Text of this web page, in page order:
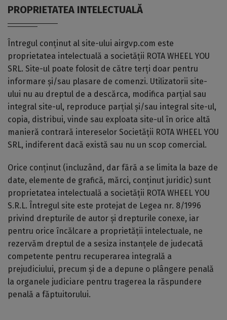
PROPRIETATEA INTELECTUALĂ
Întregul conținut al site-ului airgvp.com este
proprietatea intelectuală a societății ROTA WHEEL YOU
SRL. Site-ul poate folosit de către terți doar pentru
informare și/sau plasare de comenzi. Utilizatorii site-
ului nu au dreptul de a descărca, modifica parțial sau
integral site-ul, reproduce parțial și/sau integral site-ul,
copia, distribui, vinde sau exploata site-ul în orice altă
manieră contrară intereselor Societății ROTA WHEEL YOU
SRL, indiferent dacă există sau nu un scop comercial.
Orice conținut (incluzând, dar fără a se limita la baze de
date, elemente de grafică, mărci, conținut juridic) sunt
proprietatea intelectuală a societății ROTA WHEEL YOU
S.R.L. Întregul site este protejat de Legea nr. 8/1996
privind drepturile de autor și drepturile conexe, iar
pentru orice încălcare a proprietății intelectuale, ne
rezervăm dreptul de a sesiza instanțele de judecată
competente pentru recuperarea integrală a
prejudiciului, precum și de a depune o plângere penală
la organele judiciare pentru tragerea la răspundere
penală a făptuitorului.